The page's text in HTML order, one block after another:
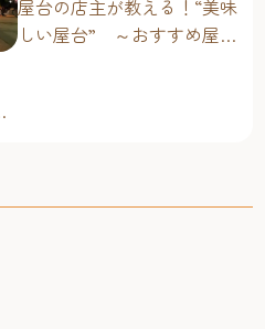
屋台の店主が教える！“美味
しい屋台” ～おすすめ屋台